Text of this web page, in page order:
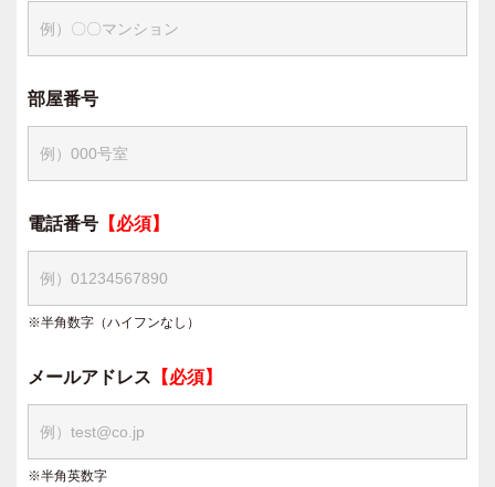
部屋番号
電話番号 【必須】
※半角数字（ハイフンなし）
メールアドレス 【必須】
※半角英数字